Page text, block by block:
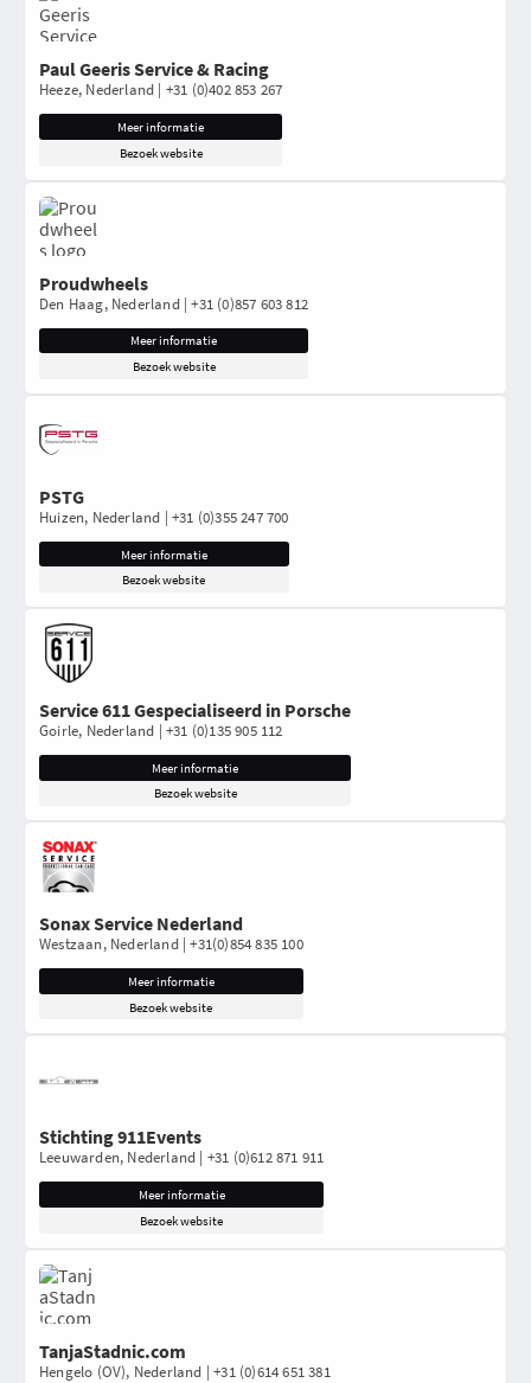
Paul Geeris Service & Racing
Heeze, Nederland | +31 (0)402 853 267
Meer informatie
Bezoek website
Proudwheels
Den Haag, Nederland | +31 (0)857 603 812
Meer informatie
Bezoek website
PSTG
Huizen, Nederland | +31 (0)355 247 700
Meer informatie
Bezoek website
Service 611 Gespecialiseerd in Porsche
Goirle, Nederland | +31 (0)135 905 112
Meer informatie
Bezoek website
Sonax Service Nederland
Westzaan, Nederland | +31(0)854 835 100
Meer informatie
Bezoek website
Stichting 911Events
Leeuwarden, Nederland | +31 (0)612 871 911
Meer informatie
Bezoek website
TanjaStadnic.com
Hengelo (OV), Nederland | +31 (0)614 651 381